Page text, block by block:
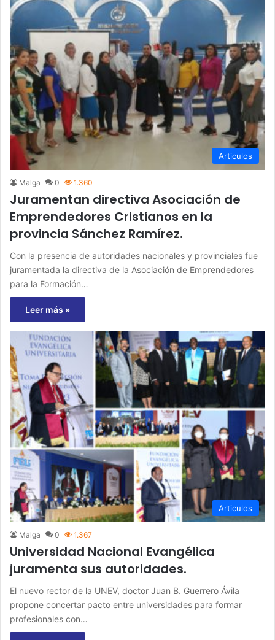
Articulos
Malga 0 1.360
Juramentan directiva Asociación de
Emprendedores Cristianos en la
provincia Sánchez Ramírez.
Con la presencia de autoridades nacionales y provinciales fue
juramentada la directiva de la Asociación de Emprendedores
para la Formación…
Leer más »
Articulos
Malga 0 1.367
Universidad Nacional Evangélica
juramenta sus autoridades.
El nuevo rector de la UNEV, doctor Juan B. Guerrero Ávila
propone concertar pacto entre universidades para formar
profesionales con…